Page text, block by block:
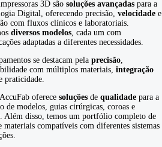
3D são soluções avançadaspara a
Digital, oferecendo precisão, velocidadee
com fluxos clínicos e laboratoriais.
diversos modelos, cada um com
adaptadas a diferentes necessidades.
se destacam pela precisão,
com múltiplos materiais, integração
praticidade.
oferece soluções de qualidadepara a
de modelos, guias cirúrgicas, coroas e
Além disso, temos um portfólio completo de
materiais compatíveis com diferentes sistemas